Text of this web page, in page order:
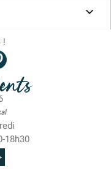

!
18h30